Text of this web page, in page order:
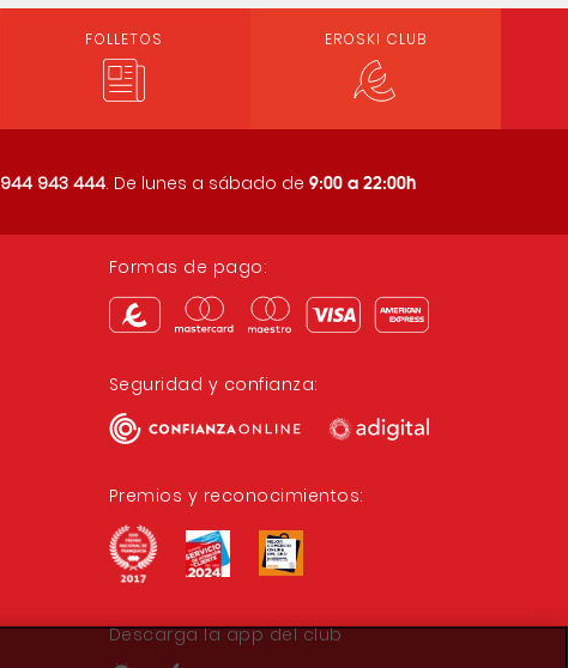
FOLLETOS EROSKI CLUB
944 943 444. De lunes a sábado de 9:00 a 22:00h
Formas de pago:
Seguridad y confianza:
Premios y reconocimientos:
Descarga la app del club